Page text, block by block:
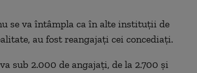
se va întâmpla ca în alte instituţii de
au fost reangajaţi cei concediaţi.
sub 2.000 de angajaţi, de la 2.700 şi